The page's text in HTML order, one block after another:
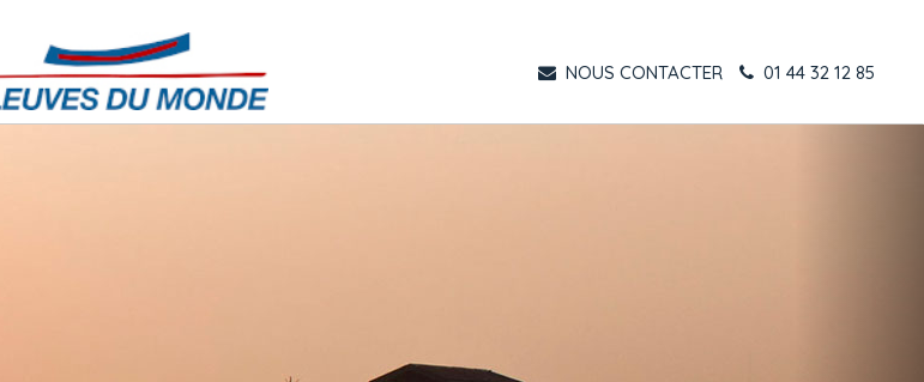
NOUS CONTACTER
01 44 32 12 85